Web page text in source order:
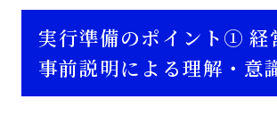
実行準備のポイント① 経
事前説明による理解・意